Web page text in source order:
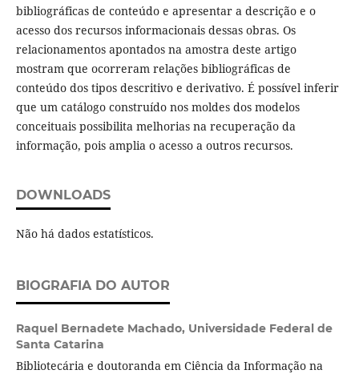
bibliográficas de conteúdo e apresentar a descrição e o
acesso dos recursos informacionais dessas obras. Os
relacionamentos apontados na amostra deste artigo
mostram que ocorreram relações bibliográficas de
conteúdo dos tipos descritivo e derivativo. É possível inferir
que um catálogo construído nos moldes dos modelos
conceituais possibilita melhorias na recuperação da
informação, pois amplia o acesso a outros recursos.
DOWNLOADS
Não há dados estatísticos.
BIOGRAFIA DO AUTOR
Raquel Bernadete Machado, Universidade Federal de
Santa Catarina
Bibliotecária e doutoranda em Ciência da Informação na